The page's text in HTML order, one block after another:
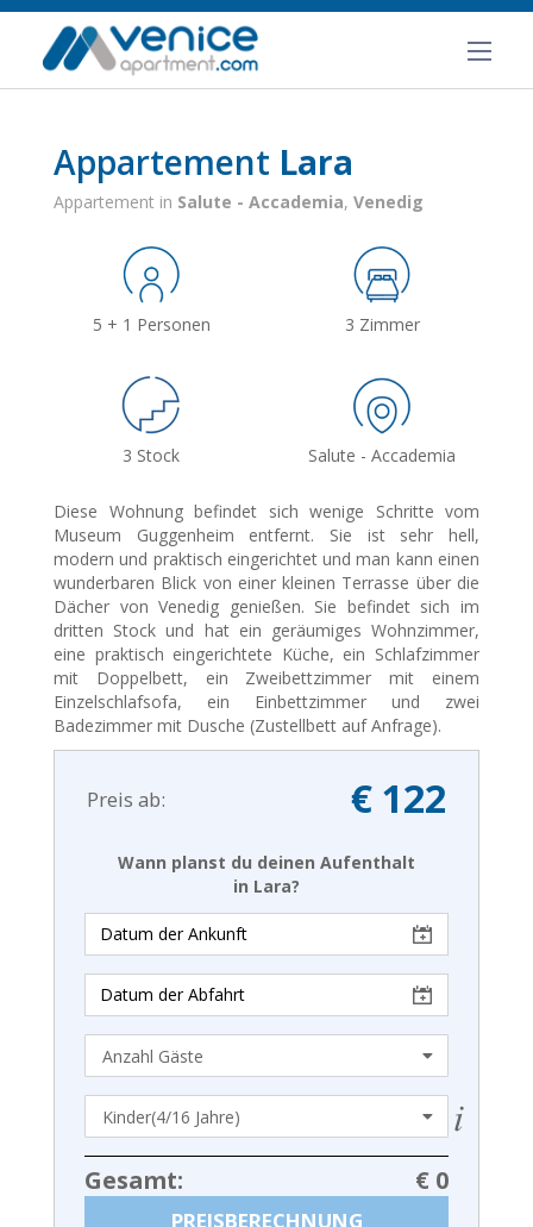
Appartement Lara
Appartement in Salute - Accademia, Venedig
5 + 1 Personen 3 Zimmer
3 Stock Salute - Accademia
Diese Wohnung befindet sich wenige Schritte vom
Museum Guggenheim entfernt. Sie ist sehr hell,
modern und praktisch eingerichtet und man kann einen
wunderbaren Blick von einer kleinen Terrasse über die
Dächer von Venedig genießen. Sie befindet sich im
dritten Stock und hat ein geräumiges Wohnzimmer,
eine praktisch eingerichtete Küche, ein Schlafzimmer
mit Doppelbett, ein Zweibettzimmer mit einem
Einzelschlafsofa, ein Einbettzimmer und zwei
Badezimmer mit Dusche (Zustellbett auf Anfrage).
Preis ab: € 122
Wann planst du deinen Aufenthalt
in Lara?
Gesamt: € 0
PREISBERECHNUNG